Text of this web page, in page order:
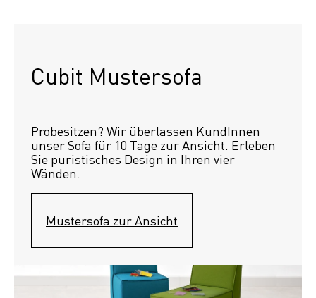
Cubit Mustersofa
Probesitzen? Wir überlassen KundInnen
unser Sofa für 10 Tage zur Ansicht. Erleben
Sie puristisches Design in Ihren vier
Wänden.
Mustersofa zur Ansicht